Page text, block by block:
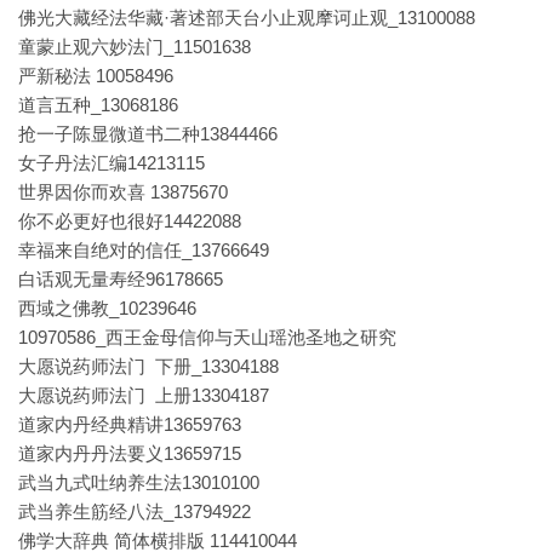
佛光大藏经法华藏·著述部天台小止观摩诃止观_13100088
童蒙止观六妙法门_11501638
严新秘法 10058496
道言五种_13068186
抢一子陈显微道书二种13844466
女子丹法汇编14213115
世界因你而欢喜 13875670
你不必更好也很好14422088
幸福来自绝对的信任_13766649
白话观无量寿经96178665
西域之佛教_10239646
10970586_西王金母信仰与天山瑶池圣地之研究
大愿说药师法门 下册_13304188
大愿说药师法门 上册13304187
道家内丹经典精讲13659763
道家内丹丹法要义13659715
武当九式吐纳养生法13010100
武当养生筋经八法_13794922
佛学大辞典 简体横排版 114410044